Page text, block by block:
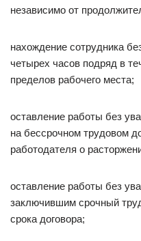
независимо от
нахождение сотрудника
четырех часов подряд в
пределов рабочего места;
оставление работы без
на бессрочном трудовом
работодателя о
оставление работы без
заключившим срочный
срока договора;